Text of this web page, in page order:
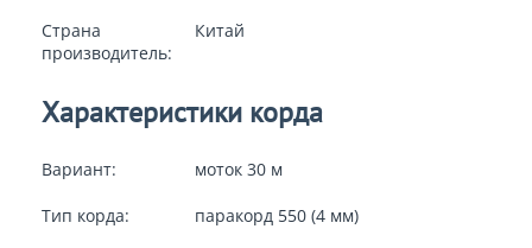
Страна
производитель:
Китай
Характеристики корда
Вариант: моток 30 м
Тип корда: паракорд 550 (4 мм)